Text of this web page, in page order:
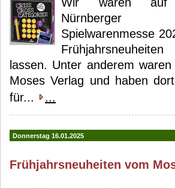
Nürnberger
Spielwarenmesse
lassen. Unter anderem
Moses Verlag und haben
für...
...
Donnerstag 16.01.2025
Frühjahrsneuheiten vom